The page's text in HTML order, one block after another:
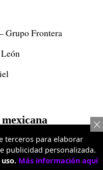
Grupo Frontera
Norte
Aguilar
terceros para elaborar
publicidad personalizada.
Más información aquí